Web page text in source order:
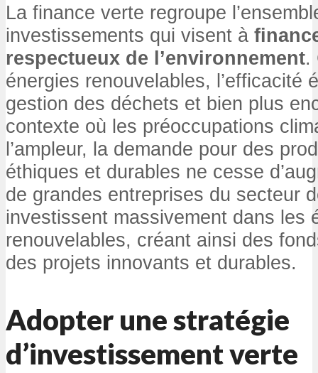
La finance verte regroupe
investissements qui visent à
respectueux de l’environnement.
énergies renouvelables, l’efficacité
gestion des déchets et bien plus
contexte où les préoccupations
l’ampleur, la demande pour des
éthiques et durables ne cesse
de grandes entreprises du secteur
investissent massivement dans les
renouvelables, créant ainsi des
des projets innovants et durables.
Adopter une stratégie
d’investissement verte